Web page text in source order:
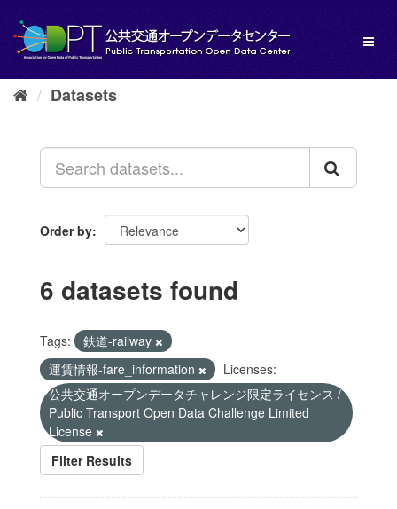
content
Datasets
Order by
6 datasets found
Tags:
鉄道-railway
運賃情報-fare_information
Licenses:
公共交通オープンデータチャレンジ限定ライセンス /
Public Transport Open Data Challenge Limited
License
Filter Results